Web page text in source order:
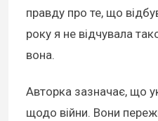
правду про те, що
року я не відчувала
вона.
Авторка зазначає, що
щодо війни. Вони